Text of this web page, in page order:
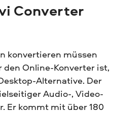
Converter
konvertieren müssen
Online-Konverter ist,
Alternative. Der
Audio-, Video-
Er kommt mit über 180